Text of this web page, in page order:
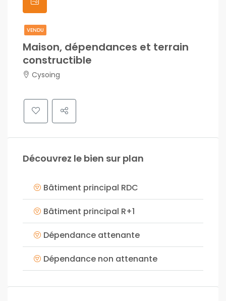
VENDU
Maison, dépendances et terrain
constructible
Cysoing
Découvrez le bien sur plan
Bâtiment principal RDC
Bâtiment principal R+1
Dépendance attenante
Dépendance non attenante